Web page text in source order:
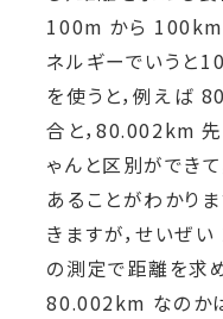
100m から 100km
ネルギーでいうと
を使うと，例えば
合と，80.002km
ゃんと区別ができ
あることがわかり
きますが，せいぜ
の測定で距離を求
80.002km なのか